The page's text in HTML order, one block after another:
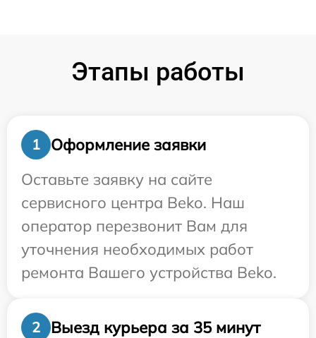
Этапы работы
1
Оформление заявки
Оставьте заявку на сайте
сервисного центра Beko. Наш
оператор перезвонит Вам для
уточнения необходимых работ
ремонта Вашего устройства Beko.
2
Выезд курьера за 35 минут